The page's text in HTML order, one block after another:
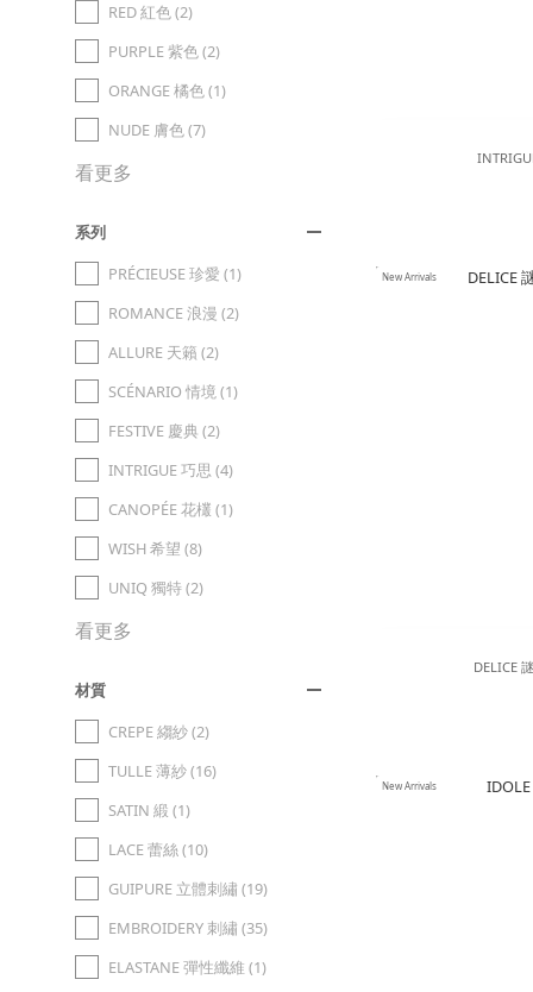
RED 紅色 (2)
PURPLE 紫色 (2)
ORANGE 橘色 (1)
NUDE 膚色 (7)
看更多
系列
PRÉCIEUSE 珍愛 (1)
ROMANCE 浪漫 (2)
ALLURE 天籟 (2)
SCÉNARIO 情境 (1)
FESTIVE 慶典 (2)
INTRIGUE 巧思 (4)
CANOPÉE 花欉 (1)
WISH 希望 (8)
UNIQ 獨特 (2)
看更多
材質
CREPE 縐紗 (2)
TULLE 薄紗 (16)
SATIN 緞 (1)
LACE 蕾絲 (10)
GUIPURE 立體刺繡 (19)
EMBROIDERY 刺繡 (35)
ELASTANE 彈性纖維 (1)
New Arrivals
DELICE
New Arrivals